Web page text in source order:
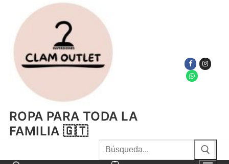
contenido
ROPA PARA TODA LA
FAMILIA 🇬🇹
Buscar
por: